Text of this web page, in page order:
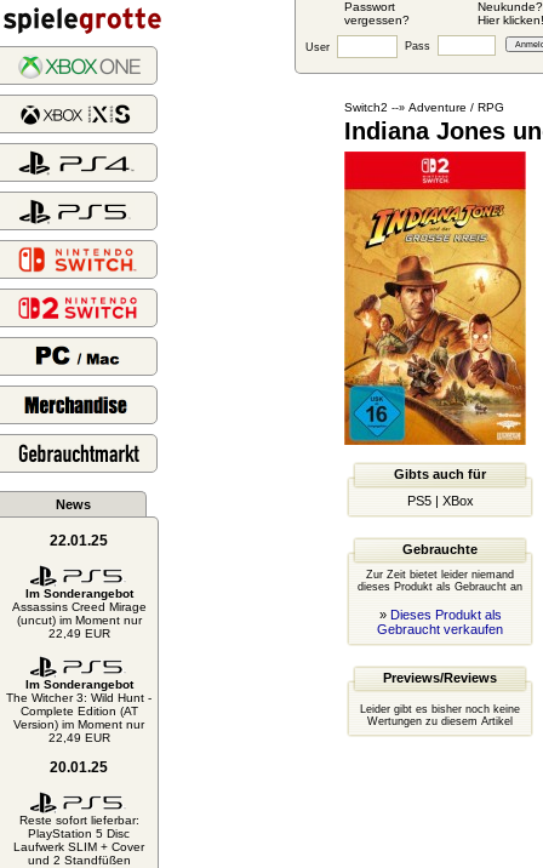
Passwort
vergessen?
Neukunde?
Hier klicken!
User Pass
News
22.01.25
Im Sonderangebot
Assassins Creed Mirage
(uncut) im Moment nur
22,49 EUR
Im Sonderangebot
The Witcher 3: Wild Hunt -
Complete Edition (AT
Version) im Moment nur
22,49 EUR
20.01.25
Reste sofort lieferbar:
PlayStation 5 Disc
Laufwerk SLIM + Cover
und 2 Standfüßen
Switch2 --» Adventure / RPG
Indiana Jones
Gibts auch für
PS5| XBox
Gebrauchte
Zur Zeit bietet leider niemand
dieses Produkt als Gebraucht an
» Dieses Produkt als
Gebraucht verkaufen
Previews/Reviews
Leider gibt es bisher noch keine
Wertungen zu diesem Artikel